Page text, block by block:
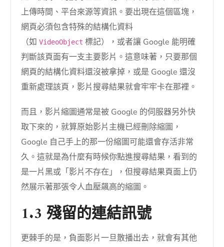
上傳時間、平台來源等資訊。要出現在這個區塊，
網頁必須包含特殊的結構化資料
（如VideoObject 標記），或者讓 Google 能明確
判斷該頁面有一支主要影片。這意味著，只要那個
網頁的結構化資料還沒被拿掉，或是 Google 還沒
重新處理該頁，影片搜尋結果就會牢牢卡在那裡。
而且，影片縮圖通常是被 Google 的伺服器另外快
取下來的，就算原始影片主機已經刪除縮圖，
Google 自己手上的那一份縮圖可能還會存活非常
久。這就是為什麼有時候你點進搜尋結果，看到的
是一片黑或「影片不存在」，但搜尋結果頁面上仍
然展示著那張令人血壓飆高的縮圖。
1.3 殘留的連結訊號
更棘手的是，負面影片一旦散播出去，就會有其他